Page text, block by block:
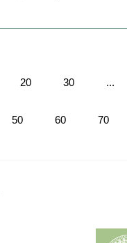
20 30 ...
50 60 70